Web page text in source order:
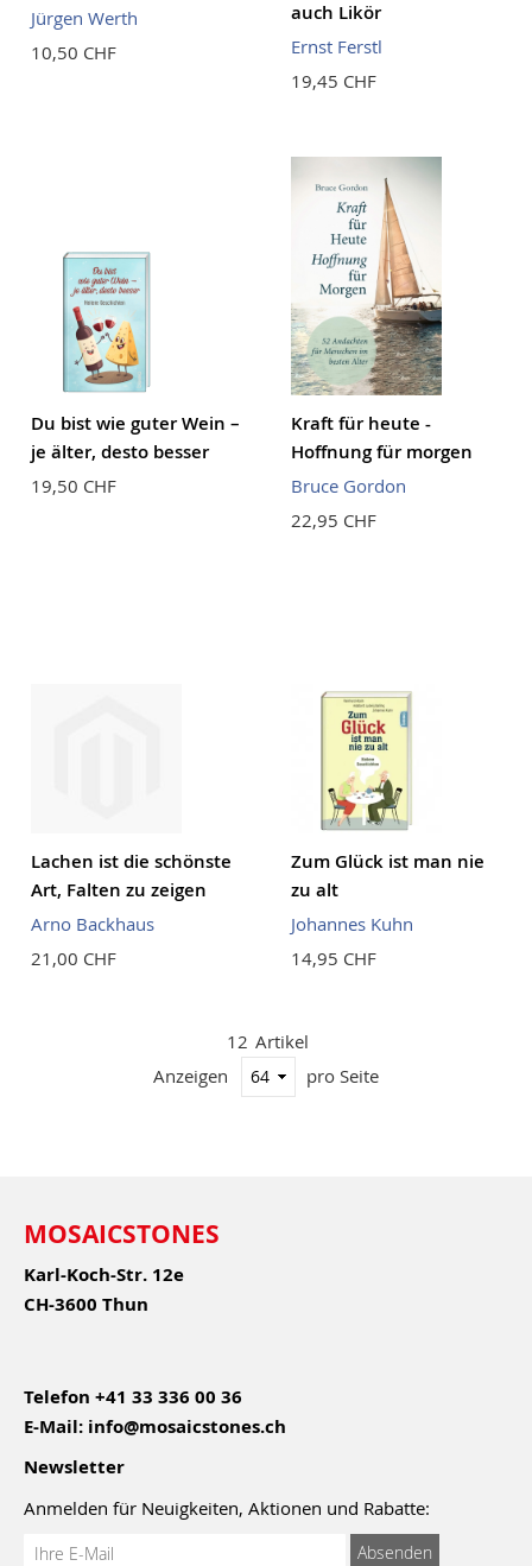
Jürgen Werth
10,50 CHF
auch Likör
Ernst Ferstl
19,45 CHF
Du bist wie guter Wein –
je älter, desto besser
19,50 CHF
Kraft für heute -
Hoffnung für morgen
Bruce Gordon
22,95 CHF
Lachen ist die schönste
Art, Falten zu zeigen
Arno Backhaus
21,00 CHF
Zum Glück ist man nie
zu alt
Johannes Kuhn
14,95 CHF
12 Artikel
Anzeigen
pro Seite
MOSAICSTONES
Karl-Koch-Str. 12e
CH-3600 Thun
Telefon +41 33 336 00 36
E-Mail: info@mosaicstones.ch
Newsletter
Anmelden für Neuigkeiten, Aktionen und Rabatte:
Anmeldung
Absenden